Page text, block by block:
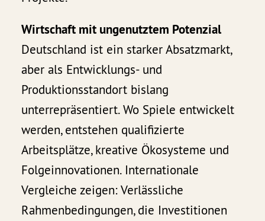
Wirtschaft mit ungenutztem Potenzial
Deutschland ist ein starker Absatzmarkt,
aber als Entwicklungs- und
Produktionsstandort bislang
unterrepräsentiert. Wo Spiele entwickelt
werden, entstehen qualifizierte
Arbeitsplätze, kreative Ökosysteme und
Folgeinnovationen. Internationale
Vergleiche zeigen: Verlässliche
Rahmenbedingungen, die Investitionen